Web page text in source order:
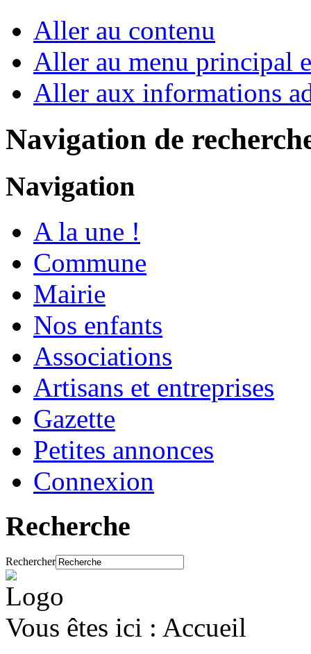
Aller au contenu
Aller au menu principal
Aller aux informations
Navigation de
Navigation
A la une !
Commune
Mairie
Nos enfants
Associations
Artisans et entreprises
Gazette
Petites annonces
Connexion
Recherche
Rechercher
Vous êtes ici : Accueil